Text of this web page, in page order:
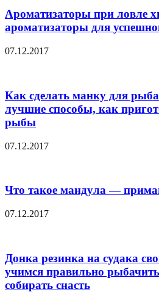
Ароматизаторы при ловле
ароматизаторы для
07.12.2017
Как сделать манку для
лучшие способы, как
рыбы
07.12.2017
Что такое мандула —
07.12.2017
Донка резинка на судака
учимся правильно
собирать снасть